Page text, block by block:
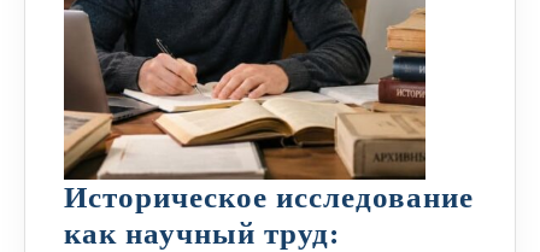
Историческое исследование
как научный труд: